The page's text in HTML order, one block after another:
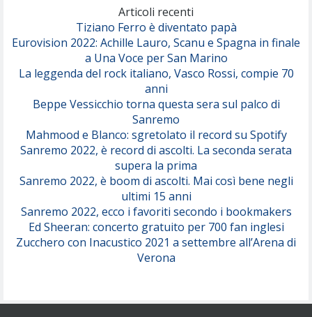
Serenamente
Articoli recenti
Tiziano Ferro è diventato papà
Eurovision 2022: Achille Lauro, Scanu e Spagna in finale
a Una Voce per San Marino
La leggenda del rock italiano, Vasco Rossi, compie 70
anni
Beppe Vessicchio torna questa sera sul palco di
Sanremo
Mahmood e Blanco: sgretolato il record su Spotify
Sanremo 2022, è record di ascolti. La seconda serata
supera la prima
Sanremo 2022, è boom di ascolti. Mai così bene negli
ultimi 15 anni
Sanremo 2022, ecco i favoriti secondo i bookmakers
Ed Sheeran: concerto gratuito per 700 fan inglesi
Zucchero con Inacustico 2021 a settembre all’Arena di
Verona